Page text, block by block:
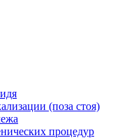
(поза стоя)
процедур